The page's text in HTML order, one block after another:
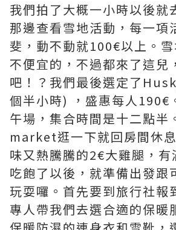
我們拍了大概一小時以後就
那邊查看雪地活動，每一項
斐，動不動就100€以上。
不便宜的，不過都來了這兒
吧！？我們最後選定了
個半小時) ，盛惠每人190€
午場，集合時間是十二點半
market逛一下就回房間休
味又熱騰騰的2€大雞腿，有
吃飽了以後，就準備出發
玩耍囉。首先要到旅行社報
專人帶我們去選合適的保暖